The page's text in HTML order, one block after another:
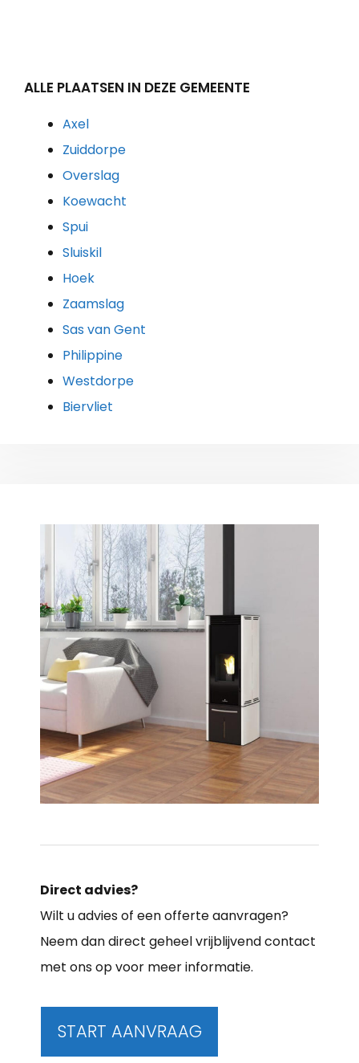
ALLE PLAATSEN IN DEZE GEMEENTE
Axel
Zuiddorpe
Overslag
Koewacht
Spui
Sluiskil
Hoek
Zaamslag
Sas van Gent
Philippine
Westdorpe
Biervliet
Direct advies?
Wilt u advies of een offerte aanvragen?
Neem dan direct geheel vrijblijvend contact
met ons op voor meer informatie.
START AANVRAAG